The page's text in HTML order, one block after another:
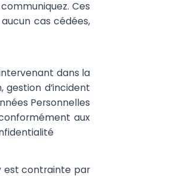
Ces
cas cédées,
dans la
d’incident
Personnelles
aux
est contrainte par